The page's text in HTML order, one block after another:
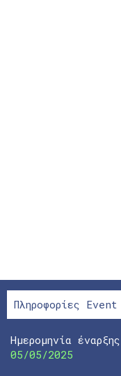
Πληροφορίες Event
Ημερομηνία έναρξης
05/05/2025